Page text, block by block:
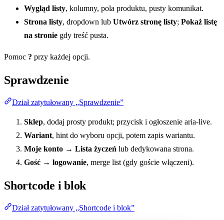
Wygląd listy, kolumny, pola produktu, pusty komunikat.
Strona listy, dropdown lub Utwórz stronę listy; Pokaż listę
na stronie gdy treść pusta.
Pomoc ? przy każdej opcji.
Sprawdzenie
Dział zatytułowany „Sprawdzenie”
Sklep, dodaj prosty produkt; przycisk i ogłoszenie aria-live.
Wariant, hint do wyboru opcji, potem zapis wariantu.
Moje konto → Lista życzeń lub dedykowana strona.
Gość → logowanie, merge list (gdy goście włączeni).
Shortcode i blok
Dział zatytułowany „Shortcode i blok”